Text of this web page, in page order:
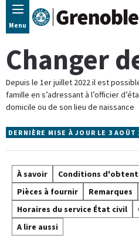
Panneau de gestion des cookies
Menu
Changer
Depuis le 1er juillet 2022 il est
famille en s’adressant à l’officier
domicile ou de son lieu de naissance
DERNIÈRE MISE À JOUR LE 3 AOÛT
À savoir Conditions
Pièces à fournir
Remarques
Horaires du service État civil
A lire aussi